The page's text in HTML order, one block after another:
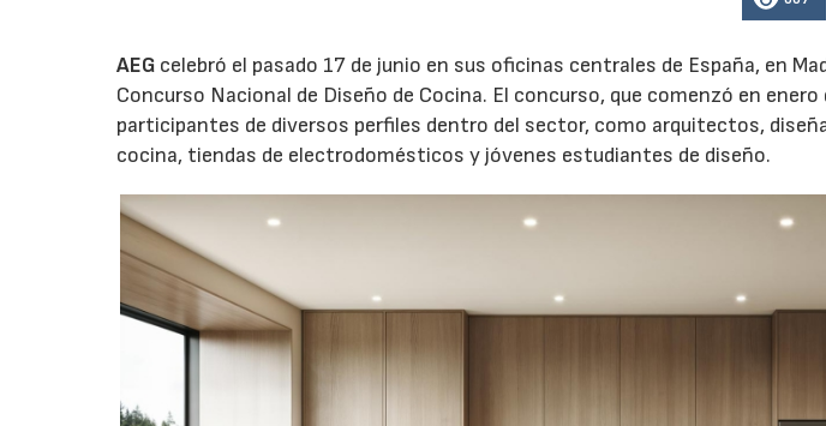
AEG celebró el pasado 17 de junio en sus oficinas centrales de España, en
Concurso Nacional de Diseño de Cocina. El concurso, que comenzó en
participantes de diversos perfiles dentro del sector, como arquitectos,
cocina, tiendas de electrodomésticos y jóvenes estudiantes de diseño.